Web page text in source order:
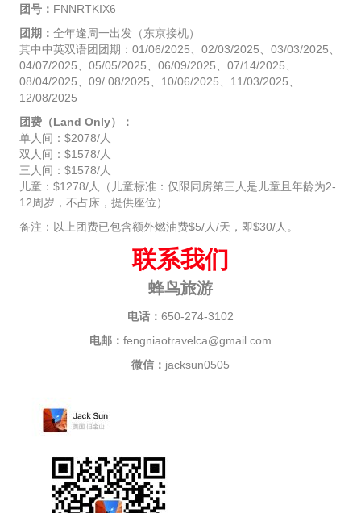
团号： FNNRTKIX6
团期： 全年逢周一出发（东京接机）
其中中英双语团团期：01/06/2025、02/03/2025、03/03/2025、
04/07/2025、05/05/2025、06/09/2025、07/14/2025、
08/04/2025、09/ 08/2025、10/06/2025、11/03/2025、
12/08/2025
团费（Land Only）：
单人间：$2078/人
双人间：$1578/人
三人间：$1578/人
儿童：$1278/人（儿童标准：仅限同房第三人是儿童且年龄为2-
12周岁，不占床，提供座位）
备注：以上团费已包含额外燃油费$5/人/天，即$30/人。
联系我们
蜂鸟旅游
电话： 650-274-3102
电邮： fengniaotravelca@gmail.com
微信： jacksun0505